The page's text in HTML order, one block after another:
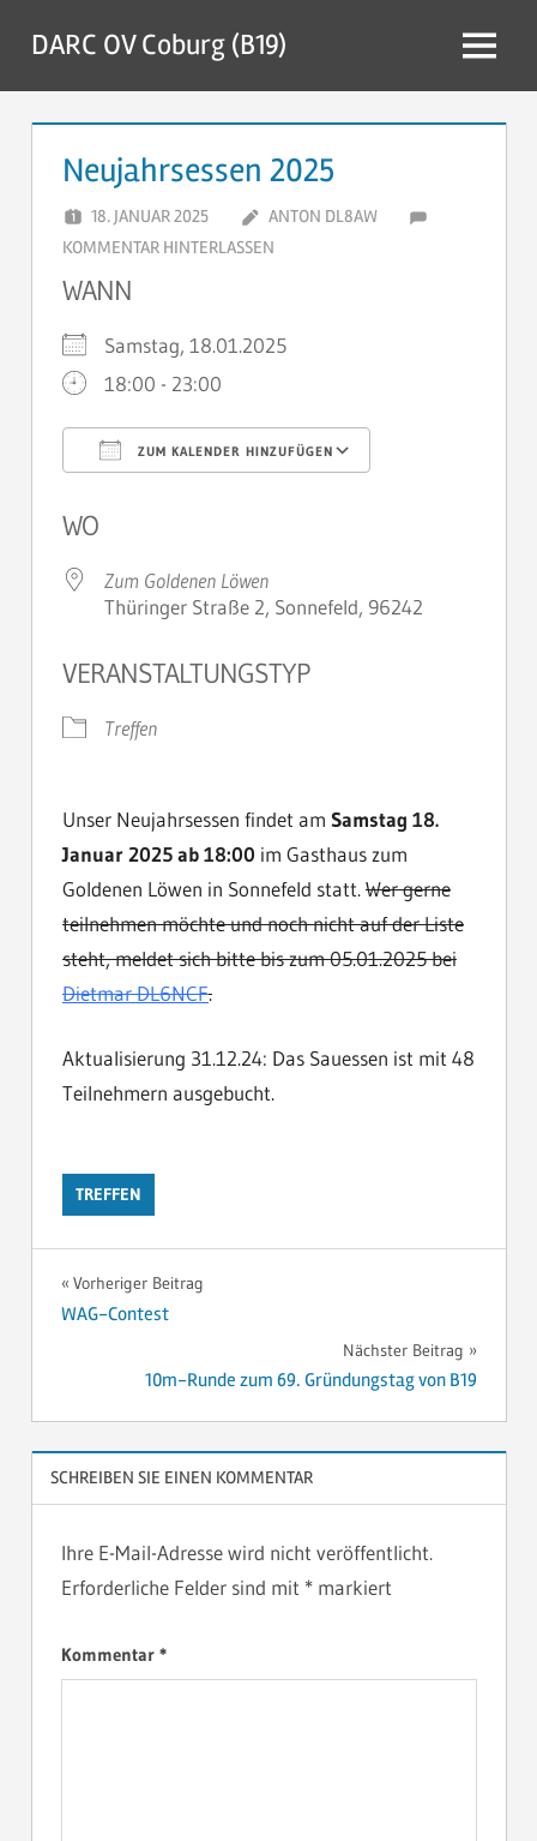
Inhalt
springen
DARC OV Coburg (B19) Menü
Neujahrsessen 2025
18. JANUAR 2025
ANTON DL8AW
KOMMENTAR HINTERLASSEN
WANN
Samstag, 18.01.2025
18:00 - 23:00
ZUM KALENDER HINZUFÜGEN
WO
Zum Goldenen Löwen
Thüringer Straße 2, Sonnefeld, 96242
VERANSTALTUNGSTYP
Treffen
Unser Neujahrsessen findet am Samstag 18.
Januar 2025 ab 18:00 im Gasthaus zum
Goldenen Löwen in Sonnefeld statt.Wer gerne
teilnehmen möchte und noch nicht auf der Liste
steht, meldet sich bitte bis zum 05.01.2025 bei
Dietmar DL6NCF.
Aktualisierung 31.12.24: Das Sauessen ist mit 48
Teilnehmern ausgebucht.
TREFFEN
Beitragsnavigation
Vorheriger Beitrag
WAG-Contest
Nächster Beitrag
10m-Runde zum 69. Gründungstag von B19
SCHREIBEN SIE EINEN KOMMENTAR
Ihre E-Mail-Adresse wird nicht veröffentlicht.
Erforderliche Felder sind mit *markiert
Kommentar *